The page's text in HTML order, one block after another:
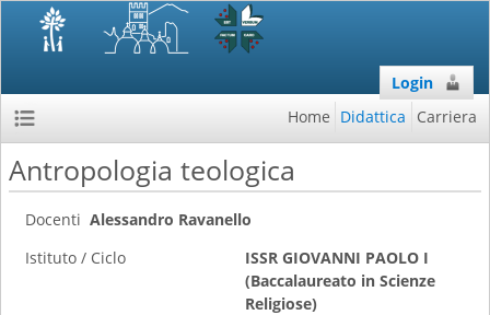
Login
Home Didattica Carriera
Antropologia teologica
Docenti Alessandro Ravanello
Istituto / Ciclo
ISSR GIOVANNI PAOLO I
(Baccalaureato in Scienze
Religiose)